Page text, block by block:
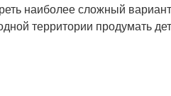
наиболее сложный
территории продумать